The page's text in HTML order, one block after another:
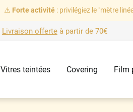
⚠️ Forte activité: privilégiez le "mètre
Livraison offerteà partir de 70€
Vitres teintées Covering Film